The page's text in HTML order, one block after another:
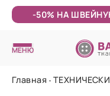
-50% НА
МЕНЮ
Главная